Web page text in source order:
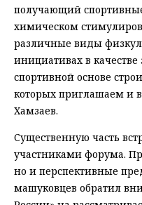
получающий
химическом
различные виды
инициативах в качестве
спортивной основе
которых приглашаем и
Хамзаев.
Существенную часть
участниками форума.
но и перспективные
машуковцев обратил